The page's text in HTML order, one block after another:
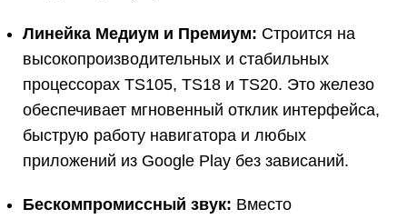
Линейка Медиум и Премиум: Строится на
высокопроизводительных и стабильных
процессорах TS105, TS18 и TS20. Это железо
обеспечивает мгновенный отклик интерфейса,
быструю работу навигатора и любых
приложений из Google Play без зависаний.
Бескомпромиссный звук: Вместо